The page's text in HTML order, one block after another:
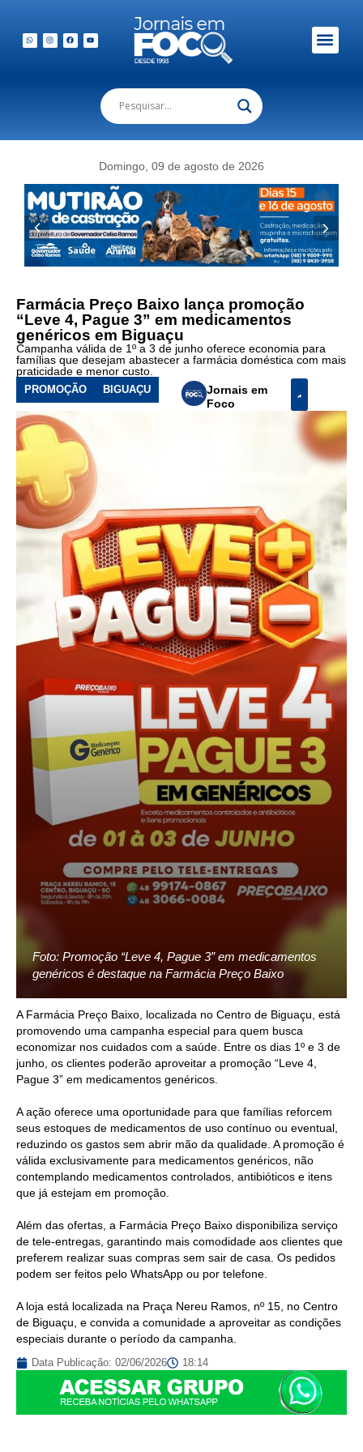
Domingo, 09 de agosto de 2026
Farmácia Preço Baixo lança promoção
“Leve 4, Pague 3” em medicamentos
genéricos em Biguaçu
Campanha válida de 1º a 3 de junho oferece economia para
famílias que desejam abastecer a farmácia doméstica com mais
praticidade e menor custo.
PROMOÇÃO BIGUAÇU
Jornais em
Foco
Foto: Promoção “Leve 4, Pague 3” em medicamentos
genéricos é destaque na Farmácia Preço Baixo
A Farmácia Preço Baixo, localizada no Centro de Biguaçu, está
promovendo uma campanha especial para quem busca
economizar nos cuidados com a saúde. Entre os dias 1º e 3 de
junho, os clientes poderão aproveitar a promoção “Leve 4,
Pague 3” em medicamentos genéricos.
A ação oferece uma oportunidade para que famílias reforcem
seus estoques de medicamentos de uso contínuo ou eventual,
reduzindo os gastos sem abrir mão da qualidade. A promoção é
válida exclusivamente para medicamentos genéricos, não
contemplando medicamentos controlados, antibióticos e itens
que já estejam em promoção.
Além das ofertas, a Farmácia Preço Baixo disponibiliza serviço
de tele-entregas, garantindo mais comodidade aos clientes que
preferem realizar suas compras sem sair de casa. Os pedidos
podem ser feitos pelo WhatsApp ou por telefone.
A loja está localizada na Praça Nereu Ramos, nº 15, no Centro
de Biguaçu, e convida a comunidade a aproveitar as condições
especiais durante o período da campanha.
Data Publicação: 02/06/2026 18:14